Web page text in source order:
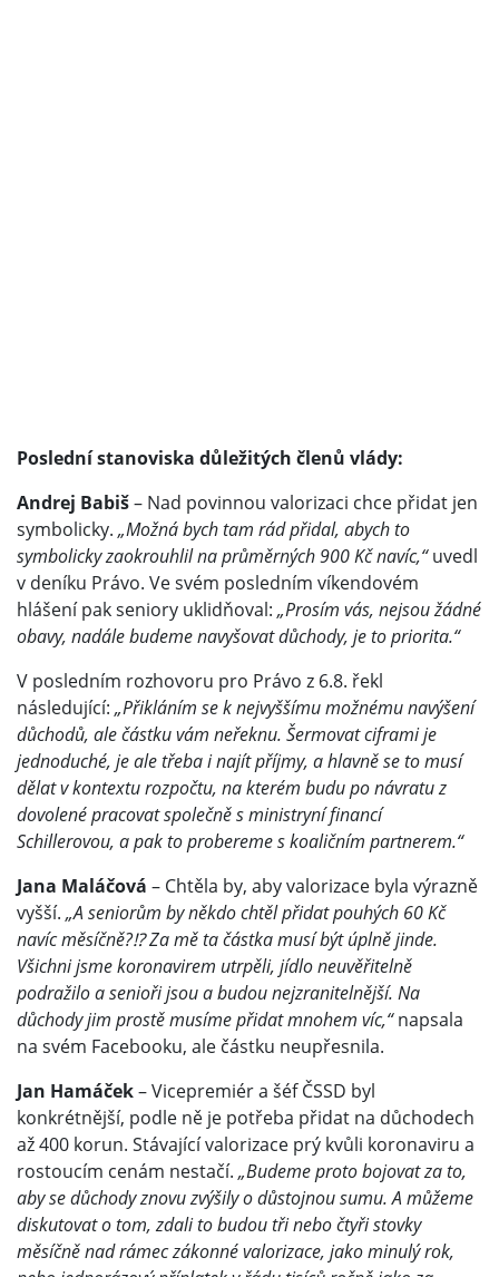
Poslední stanoviska důležitých členů vlády:
Andrej Babiš– Nad povinnou valorizaci chce přidat jen
symbolicky. „Možná bych tam rád přidal, abych to
symbolicky zaokrouhlil na průměrných 900 Kč navíc,“uvedl
v deníku Právo. Ve svém posledním víkendovém
hlášení pak seniory uklidňoval: „Prosím vás, nejsou žádné
obavy, nadále budeme navyšovat důchody, je to priorita.“
V posledním rozhovoru pro Právo z 6.8. řekl
následující: „Přikláním se k nejvyššímu možnému navýšení
důchodů, ale částku vám neřeknu. Šermovat ciframi je
jednoduché, je ale třeba i najít příjmy, a hlavně se to musí
dělat v kontextu rozpočtu, na kterém budu po návratu z
dovolené pracovat společně s ministryní financí
Schillerovou, a pak to probereme s koaličním partnerem.“
Jana Maláčová – Chtěla by, aby valorizace byla výrazně
vyšší. „A seniorům by někdo chtěl přidat pouhých 60 Kč
navíc měsíčně?⁉️ Za mě ta částka musí být úplně jinde.
Všichni jsme koronavirem utrpěli, jídlo neuvěřitelně
podražilo a senioři jsou a budou nejzranitelnější. Na
důchody jim prostě musíme přidat mnohem víc,“napsala
na svém Facebooku, ale částku neupřesnila.
Jan Hamáček– Vicepremiér a šéf ČSSD byl
konkrétnější, podle ně je potřeba přidat na důchodech
až 400 korun. Stávající valorizace prý kvůli koronaviru a
rostoucím cenám nestačí. „Budeme proto bojovat za to,
aby se důchody znovu zvýšily o důstojnou sumu. A můžeme
diskutovat o tom, zdali to budou tři nebo čtyři stovky
měsíčně nad rámec zákonné valorizace, jako minulý rok,